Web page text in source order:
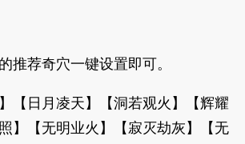
荐奇穴一键设置即可。
日月凌天】【洞若观火】【辉耀
】【无明业火】【寂灭劫灰】【无